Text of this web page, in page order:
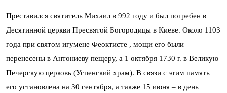
Преставился святитель Михаил в 992 году и был погребен в
Десятинной церкви Пресвятой Богородицы в Киеве. Около 1103
года при святом игумене Феоктисте , мощи его были
перенесены в Антониеву пещеру, а 1 октября 1730 г. в Великую
Печерскую церковь (Успенский храм). В связи с этим память
его установлена на 30 сентября, а также 15 июня – в день